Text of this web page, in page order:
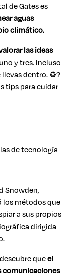
de Gates es
aguas
climático.
las ideas
y tres. Incluso
llevas dentro. ♻?
tips paracuidar
Snowden,
los métodos que
a sus propios
dirigida
queel
comunicaciones